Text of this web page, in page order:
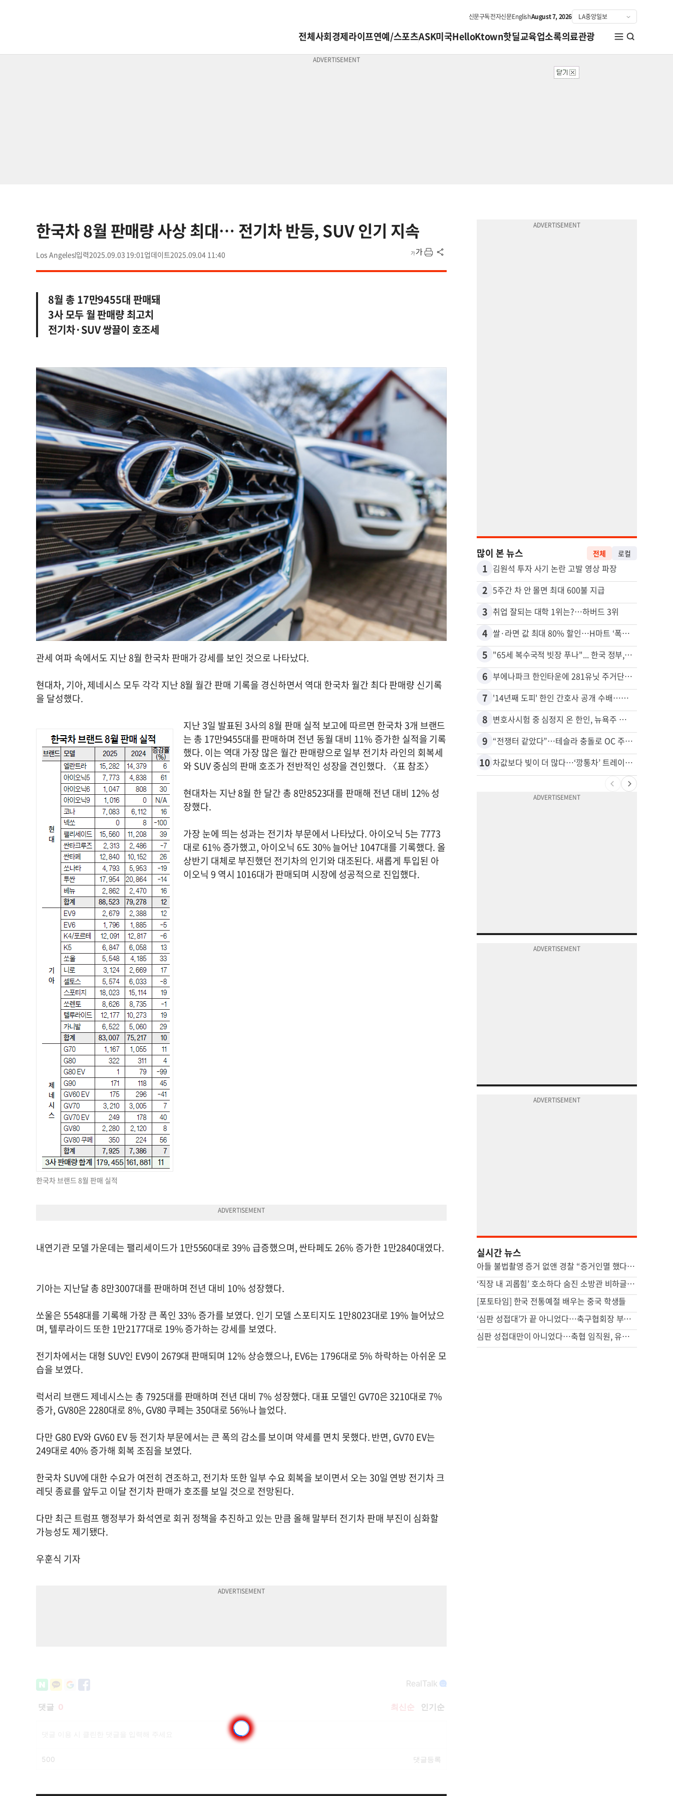
신문구독전자신문EnglishAugust 7, 2026
전체사회경제라이프연예/스포츠ASK미국HelloKtown핫딜교육업소록의료관광
한국차 8월 판매량 사상 최대… 전기차 반등, SUV 인기 지속
Los Angeles 2025.09.03 19:01 2025.09.04 11:40
8월 총 17만9455대 판매돼
3사 모두 월 판매량 최고치
전기차·SUV 쌍끌이 호조세
관세 여파 속에서도 지난 8월 한국차 판매가 강세를 보인 것으로 나타났다.
현대차, 기아, 제네시스 모두 각각 지난 8월 월간 판매 기록을 경신하면서 역대 한국차 월간 최다 판매량 신기록
을 달성했다.
한국차 브랜드 8월 판매 실적
지난 3일 발표된 3사의 8월 판매 실적 보고에 따르면 한국차 3개 브랜드
는 총 17만9455대를 판매하며 전년 동월 대비 11% 증가한 실적을 기록
했다. 이는 역대 가장 많은 월간 판매량으로 일부 전기차 라인의 회복세
와 SUV 중심의 판매 호조가 전반적인 성장을 견인했다. 〈표 참조〉
현대차는 지난 8월 한 달간 총 8만8523대를 판매해 전년 대비 12% 성
장했다.
가장 눈에 띄는 성과는 전기차 부문에서 나타났다. 아이오닉 5는 7773
대로 61% 증가했고, 아이오닉 6도 30% 늘어난 1047대를 기록했다. 올
상반기 대체로 부진했던 전기차의 인기와 대조된다. 새롭게 투입된 아
이오닉 9 역시 1016대가 판매되며 시장에 성공적으로 진입했다.
내연기관 모델 가운데는 팰리세이드가 1만5560대로 39% 급증했으며, 싼타페도 26% 증가한 1만2840대였다.
기아는 지난달 총 8만3007대를 판매하며 전년 대비 10% 성장했다.
쏘울은 5548대를 기록해 가장 큰 폭인 33% 증가를 보였다. 인기 모델 스포티지도 1만8023대로 19% 늘어났으
며, 텔루라이드 또한 1만2177대로 19% 증가하는 강세를 보였다.
전기차에서는 대형 SUV인 EV9이 2679대 판매되며 12% 상승했으나, EV6는 1796대로 5% 하락하는 아쉬운 모
습을 보였다.
럭서리 브랜드 제네시스는 총 7925대를 판매하며 전년 대비 7% 성장했다. 대표 모델인 GV70은 3210대로 7%
증가, GV80은 2280대로 8%, GV80 쿠페는 350대로 56%나 늘었다.
다만 G80 EV와 GV60 EV 등 전기차 부문에서는 큰 폭의 감소를 보이며 약세를 면치 못했다. 반면, GV70 EV는
249대로 40% 증가해 회복 조짐을 보였다.
한국차 SUV에 대한 수요가 여전히 견조하고, 전기차 또한 일부 수요 회복을 보이면서 오는 30일 연방 전기차 크
레딧 종료를 앞두고 이달 전기차 판매가 호조를 보일 것으로 전망된다.
다만 최근 트럼프 행정부가 화석연로 회귀 정책을 추진하고 있는 만큼 올해 말부터 전기차 판매 부진이 심화할
가능성도 제기됐다.
우훈식 기자
많이 본 뉴스 전체 로컬
1 김원석 투자 사기 논란 고발 영상 파장
2 5주간 차 안 몰면 최대 600불 지급
3 취업 잘되는 대학 1위는?…하버드 3위
4 쌀·라면 값 최대 80% 할인…H마트 ‘폭탄 세일’
5 "65세 복수국적 빗장 푸나"... 한국 정부, 연령 완화 전면 추진
6 부에나파크 한인타운에 281유닛 주거단지 들어선다
7 '14년째 도피' 한인 간호사 공개 수배…메디케어 사기 유죄
8 변호사시험 중 심정지 온 한인, 뉴욕주 제소
9 “전쟁터 같았다”…테슬라 충돌로 OC 주택 4채 파손
10 차값보다 빚이 더 많다…‘깡통차’ 트레이드인 급증
실시간 뉴스
아들 불법촬영 증거 없앤 경찰 “증거인멸 했다 해도 처벌 못해”
‘직장 내 괴롭힘’ 호소하다 숨진 소방관 비하글…공무원 입건
[포토타임] 한국 전통예절 배우는 중국 학생들
‘심판 성접대’가 끝 아니었다…축구협회장 부인 해외출장에 법카 2억 ‘펑펑’
심판 성접대만이 아니었다…축협 임직원, 유흥·골프에 2억 펑펑